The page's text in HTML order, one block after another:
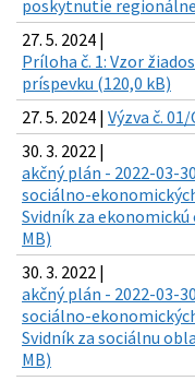
poskytnutie
27. 5. 2024 |
Príloha č. 1: Vzor
príspevku (120,0 kB)
27. 5. 2024 | Výzva č.
30. 3. 2022 |
akčný plán - 2022-03-
sociálno-
Svidník za ekonomickú
MB)
30. 3. 2022 |
akčný plán - 2022-03-
sociálno-
Svidník za sociálnu
MB)